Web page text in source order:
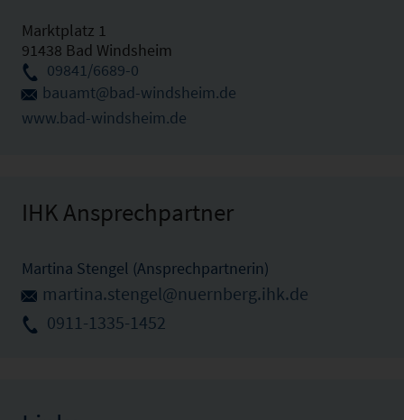
Marktplatz 1
91438 Bad Windsheim
09841/6689-0
bauamt@bad-windsheim.de
www.bad-windsheim.de
IHK Ansprechpartner
Martina Stengel (Ansprechpartnerin)
martina.stengel@nuernberg.ihk.de
0911-1335-1452